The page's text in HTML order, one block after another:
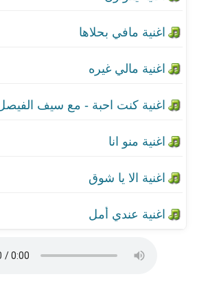
اغنية الا يا شوق
اغنية عندي أمل